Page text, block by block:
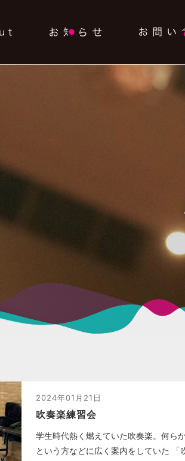
2024年01月21日
吹奏楽練習会
学生時代熱く燃えていた吹奏楽。何ら
という方などに広く案内をしていた